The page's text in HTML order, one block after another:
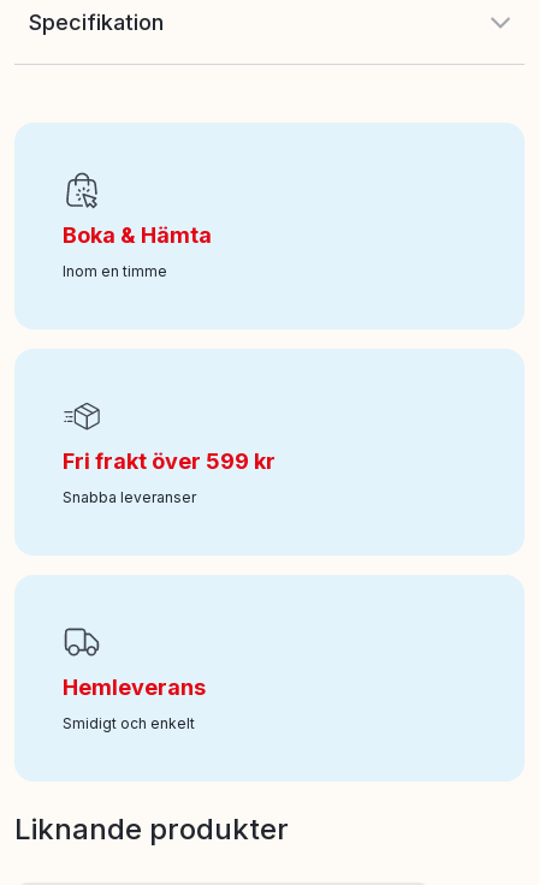
Specifikation
Ålder från
Art nr:950-610290
Boka & Hämta
Inom en timme
Fri frakt över 599 kr
Snabba leveranser
Hemleverans
Smidigt och enkelt
Liknande produkter